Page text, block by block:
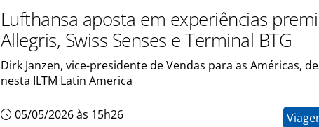
Lufthansa aposta em experiências
Allegris, Swiss Senses e Terminal BTG
Dirk Janzen, vice-presidente de Vendas para as Américas,
nesta ILTM Latin America
05/05/2026 às 15h26